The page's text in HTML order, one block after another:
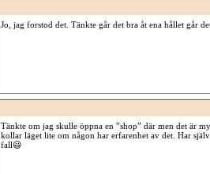
Jo, jag forstod det. Tänkte går det bra åt ena hållet går
Tänkte om jag skulle öppna en ”shop” där men det är
kollar läget lite om någon har erfarenhet av det. Har
fall😃